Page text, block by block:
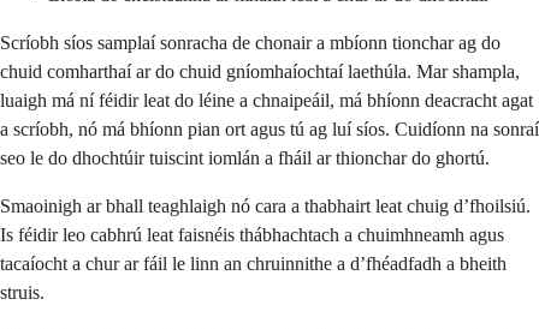
Scríobh síos samplaí sonracha de chonair a mbíonn tionchar ag do
chuid comharthaí ar do chuid gníomhaíochtaí laethúla. Mar shampla,
luaigh má ní féidir leat do léine a chnaipeáil, má bhíonn deacracht agat
a scríobh, nó má bhíonn pian ort agus tú ag luí síos. Cuidíonn na sonraí
seo le do dhochtúir tuiscint iomlán a fháil ar thionchar do ghortú.
Smaoinigh ar bhall teaghlaigh nó cara a thabhairt leat chuig d’fhoilsiú.
Is féidir leo cabhrú leat faisnéis thábhachtach a chuimhneamh agus
tacaíocht a chur ar fáil le linn an chruinnithe a d’fhéadfadh a bheith
struis.